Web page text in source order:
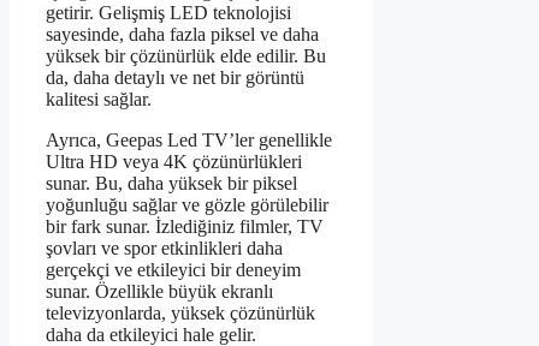
getirir. Gelişmiş LED teknolojisi
sayesinde, daha fazla piksel ve daha
yüksek bir çözünürlük elde edilir. Bu
da, daha detaylı ve net bir görüntü
kalitesi sağlar.
Ayrıca, Geepas Led TV’ler genellikle
Ultra HD veya 4K çözünürlükleri
sunar. Bu, daha yüksek bir piksel
yoğunluğu sağlar ve gözle görülebilir
bir fark sunar. İzlediğiniz filmler, TV
şovları ve spor etkinlikleri daha
gerçekçi ve etkileyici bir deneyim
sunar. Özellikle büyük ekranlı
televizyonlarda, yüksek çözünürlük
daha da etkileyici hale gelir.